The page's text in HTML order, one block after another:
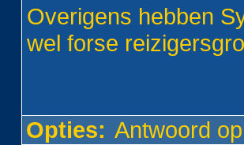
Overigens hebben
wel forse
Opties: Antwoord